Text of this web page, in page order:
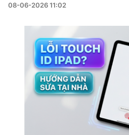
08-06-2026 11:02